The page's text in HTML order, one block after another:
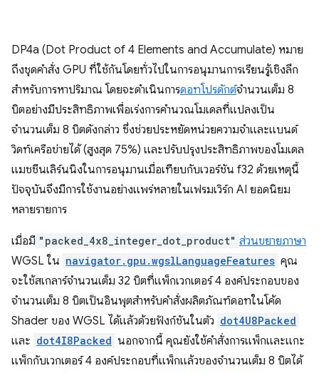
DP4a (Dot Product of 4 Elements and Accumulate) หมาย
ถึงชุดคำสั่ง GPU ที่ใช้กันโดยทั่วไปในการอนุมานการเรียนรู้เชิงลึก
สำหรับการหาปริมาณ โดยจะดำเนินการดอทโปรดักต์จำนวนเต็ม 8
บิตอย่างมีประสิทธิภาพเพื่อเร่งการคำนวณโมเดลที่แปลงเป็น
จำนวนเต็ม 8 บิตดังกล่าว ซึ่งช่วยประหยัดหน่วยความจำและแบนด์
วิดท์เครือข่ายได้ (สูงสุด 75%) และปรับปรุงประสิทธิภาพของโมเดล
แมชชีนเลิร์นนิงในการอนุมานเมื่อเทียบกับเวอร์ชัน f32 ด้วยเหตุนี้
ปัจจุบันจึงมีการใช้งานอย่างแพร่หลายในเฟรมเวิร์ก AI ยอดนิยม
หลายรายการ
เมื่อมี "packed_4x8_integer_dot_product" ส่วนขยายภาษา
WGSL ใน navigator.gpu.wgslLanguageFeatures คุณ
จะใช้สเกลาร์จำนวนเต็ม 32 บิตที่แพ็กเวกเตอร์ 4 องค์ประกอบของ
จำนวนเต็ม 8 บิตเป็นอินพุตสำหรับคำสั่งผลิตภัณฑ์ดอทในโค้ด
Shader ของ WGSL ได้แล้วด้วยฟังก์ชันในตัว dot4U8Packed
และ dot4I8Packed นอกจากนี้ คุณยังใช้คำสั่งการแพ็กและแกะ
แพ็กกับเวกเตอร์ 4 องค์ประกอบที่แพ็กแล้วของจำนวนเต็ม 8 บิตได้